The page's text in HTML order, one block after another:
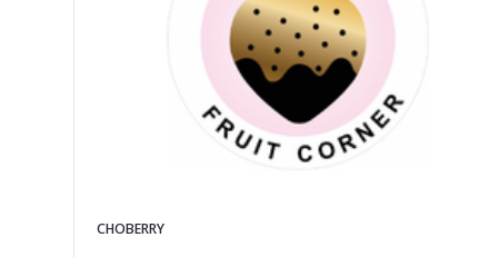
CHOBERRY